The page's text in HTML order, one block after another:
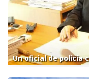
Un oficial de policía